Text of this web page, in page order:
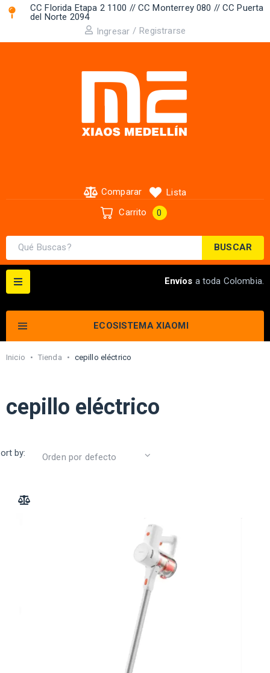
CC Florida Etapa 2 1100 // CC Monterrey 080 // CC Puerta
del Norte 2094 ​
Ingresar / Registrarse
BUSCAR
Comparar
Lista
Carrito
0
ECOSISTEMA XIAOMI
Envíos a toda Colombia.
Inicio • Tienda • cepillo eléctrico
cepillo eléctrico
by: